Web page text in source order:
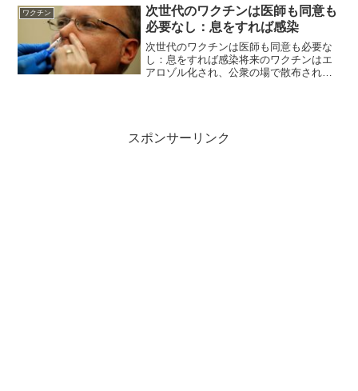
に承認を求める申請を行いました。新型
コ...
ワクチン
次世代のワクチンは医師も同意も
必要なし：息をすれば感染
次世代のワクチンは医師も同意も必要な
し：息をすれば感染将来のワクチンはエ
アロゾル化され、公衆の場で散布される
スポンサーリンク